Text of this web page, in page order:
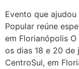
Evento que
Popular reúne
em Florianópolis
os dias 18 e 20 de
CentroSul, em